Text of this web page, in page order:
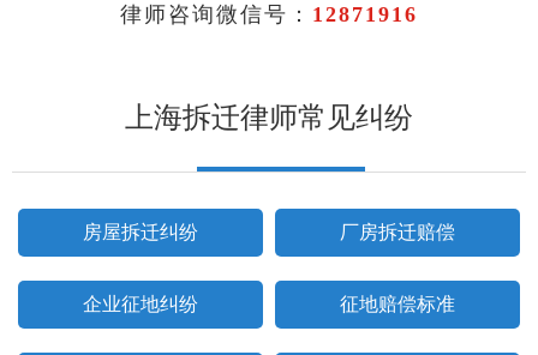
律师咨询微信号： 12871916
上海拆迁律师常见纠纷
房屋拆迁纠纷 厂房拆迁赔偿
企业征地纠纷 征地赔偿标准